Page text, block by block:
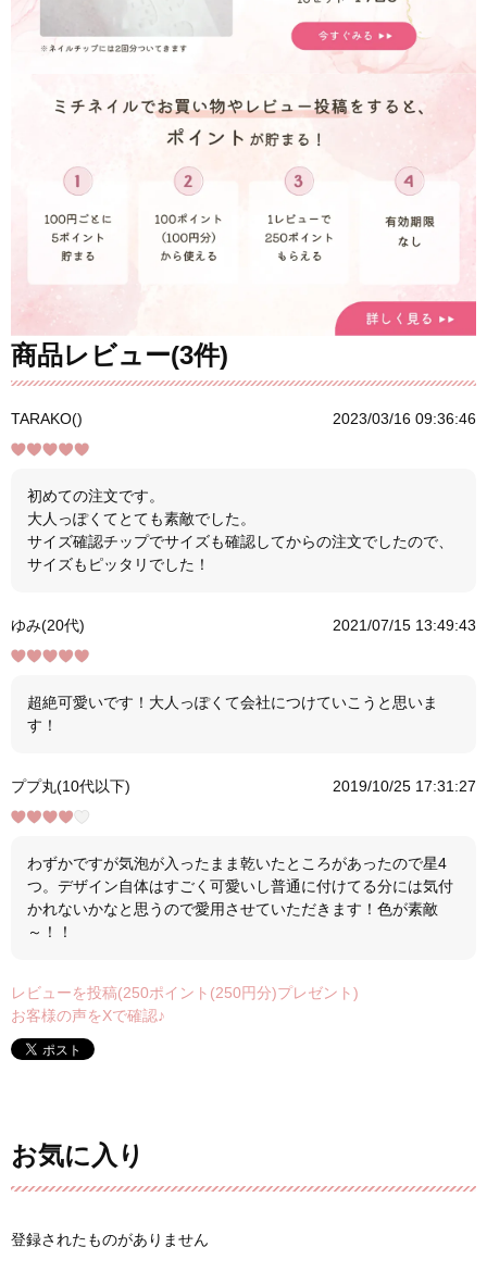
商品レビュー(3件)
TARAKO() 2023/03/16 09:36:46
初めての注文です。
大人っぽくてとても素敵でした。
サイズ確認チップでサイズも確認してからの注文でしたので、
サイズもピッタリでした！
ゆみ(20代) 2021/07/15 13:49:43
超絶可愛いです！大人っぽくて会社につけていこうと思いま
す！
ププ丸(10代以下) 2019/10/25 17:31:27
わずかですが気泡が入ったまま乾いたところがあったので星4
つ。デザイン自体はすごく可愛いし普通に付けてる分には気付
かれないかなと思うので愛用させていただきます！色が素敵
～！！
レビューを投稿(250ポイント(250円分)プレゼント)
お客様の声をXで確認♪
お気に入り
登録されたものがありません